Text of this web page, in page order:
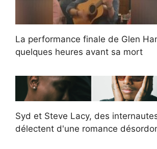
La performance finale de Glen
quelques heures avant sa mort
Syd et Steve Lacy, des
délectent d'une romance